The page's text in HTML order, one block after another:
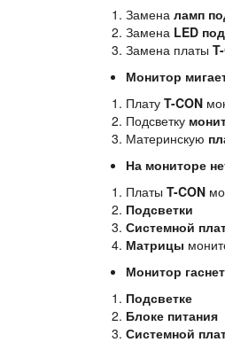
Замена ламп
Замена LED
Замена платы
Монитор
Плату T-CON
Подсветку
Материнскую
На мониторе
Платы T-CON
Подсветки
Системной
Матрицы
Монитор
Подсветке
Блоке питания
Системной